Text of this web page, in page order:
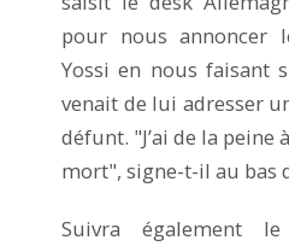
pour nous annoncer
Yossi en nous faisant
venait de lui adresser
défunt. "J’ai de la peine
mort", signe-t-il au bas
Suivra également